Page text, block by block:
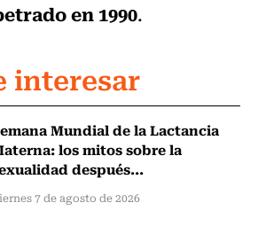
en 1990.
interesar
Mundial de la Lactancia
los mitos sobre la
después...
7 de agosto de 2026